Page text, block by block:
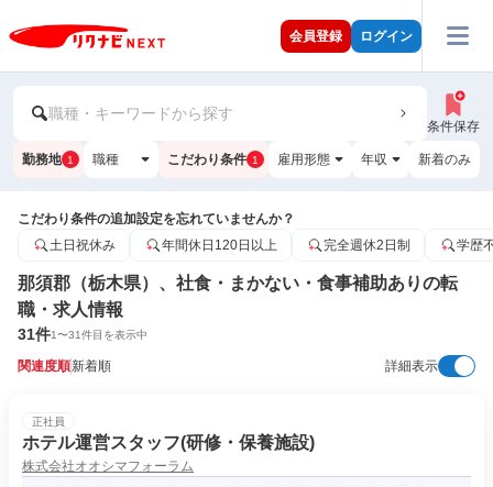
会員登録 ログイン
職種・キーワードから探す
条件保存
勤務地 1 職種 こだわり条件 1 雇用形態 年収 新着のみ
こだわり条件の追加設定を忘れていませんか？
土日祝休み
年間休日120日以上 完全週休2日制 学歴
那須郡（栃木県）、社食・まかない・食事補助ありの転
職・求人情報
31件1〜31件目を表示中
関連度順新着順 詳細表示
正社員
ホテル運営スタッフ(研修・保養施設)
株式会社オオシマフォーラム